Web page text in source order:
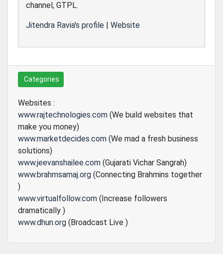
channel, GTPL.
Jitendra Ravia's profile | Website
Categories
Websites :
www.rajtechnologies.com (We build websites that
make you money)
www.marketdecides.com (We mad a fresh business
solutions)
www.jeevanshailee.com (Gujarati Vichar Sangrah)
www.brahmsamaj.org (Connecting Brahmins together
)
www.virtualfollow.com (Increase followers
dramatically )
www.dhun.org (Broadcast Live )